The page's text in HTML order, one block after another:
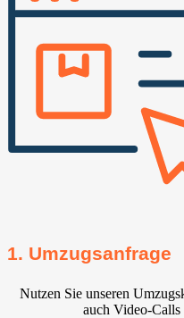
1. Umzugsanfrage
Nutzen Sie unseren
auch Video-Calls